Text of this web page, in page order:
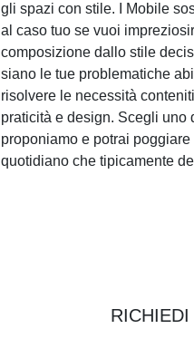
gli spazi con stile. I Mobile
al caso tuo se vuoi
composizione dallo stile
siano le tue problematiche
risolvere le necessità
praticità e design. Scegli
proponiamo e potrai
quotidiano che tipicamente